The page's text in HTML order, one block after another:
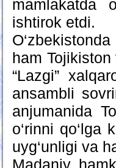
mamlakatda
ishtirok etdi.
ham
“Lazgi”
ansambli
anjumanida
o‘rinni qo‘lga
uyg‘unligi va
Madaniy